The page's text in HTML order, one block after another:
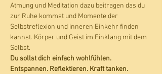
Atmung und Meditation dazu beitragen das du
zur Ruhe kommst und Momente der
Selbstreflexion und inneren Einkehr finden
kannst. Körper und Geist im Einklang mit dem
Selbst.
Du sollst dich einfach wohlfühlen.
Entspannen. Reflektieren. Kraft tanken.